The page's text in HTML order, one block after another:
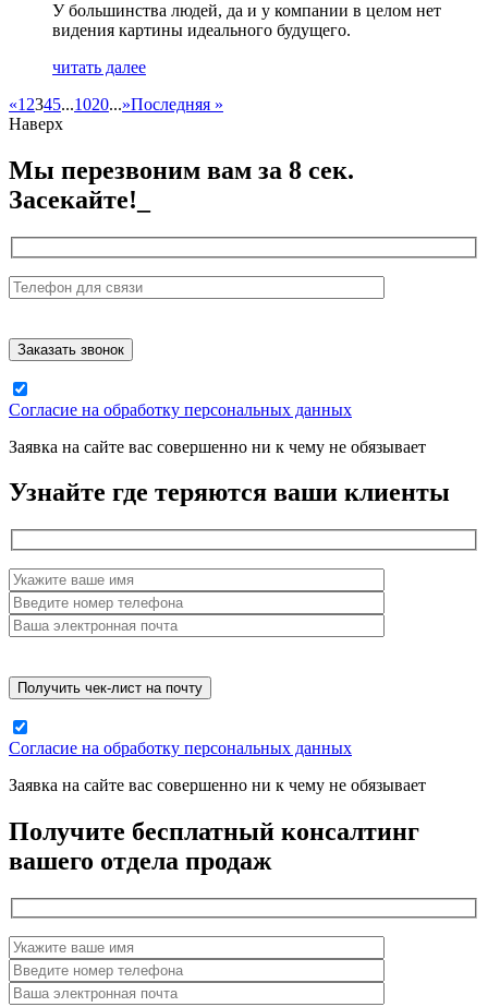
У большинства людей, да и у компании в целом нет
видения картины идеального будущего.
читать далее
«1 2345...1020...»Последняя »
Наверх
Мы перезвоним вам за 8 сек.
Засекайте!_
Согласие на обработку персональных данных
Заявка на сайте вас совершенно ни к чему не обязывает
Узнайте где теряются ваши клиенты
Согласие на обработку персональных данных
Заявка на сайте вас совершенно ни к чему не обязывает
Получите бесплатный консалтинг
вашего отдела продаж